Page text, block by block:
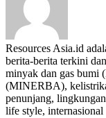
Resources Asia.id
berita-berita terkini
minyak dan gas bumi
(MINERBA),
penunjang,
life style,